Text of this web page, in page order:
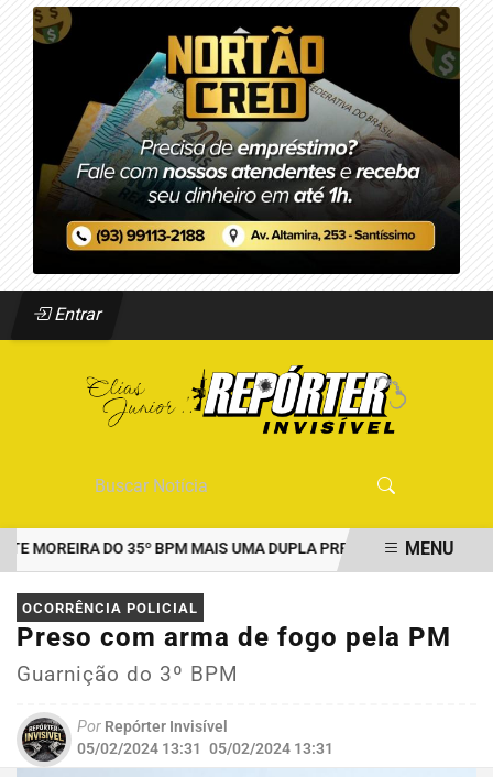
Entrar
MOREIRA DO 35º BPM MAIS UMA DUPLA PRESA POR TRÁFICO EM
EM ALTA
MENU
OCORRÊNCIA POLICIAL
Preso com arma de fogo pela PM
Guarnição do 3º BPM
Por Repórter Invisível
05/02/2024 13:31 05/02/2024 13:31